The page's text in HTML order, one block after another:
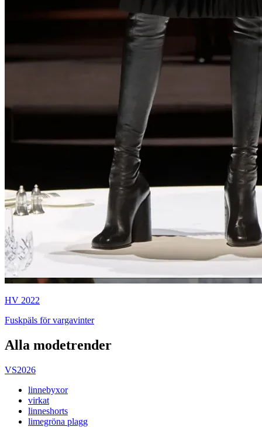
HV 2022
Fuskpäls för vargavinter
Alla modetrender
VS2026
linnebyxor
virkat
linneshorts
limegröna plagg